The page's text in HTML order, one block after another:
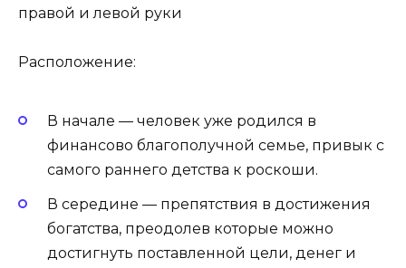
Расположение:
В начале — человек уже родился в
финансово благополучной семье, привык с
самого раннего детства к роскоши.
В середине — препятствия в достижения
богатства, преодолев которые можно
достигнуть поставленной цели, денег и